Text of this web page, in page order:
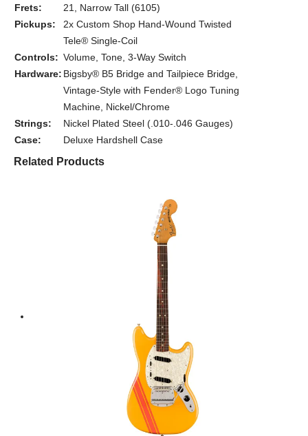
Frets:
21, Narrow Tall (6105)
Pickups:
2x Custom Shop Hand-Wound Twisted
Tele® Single-Coil
Controls: Volume, Tone, 3-Way Switch
Hardware: Bigsby® B5 Bridge and Tailpiece Bridge,
Vintage-Style with Fender® Logo Tuning
Machine, Nickel/Chrome
Strings:
Nickel Plated Steel (.010-.046 Gauges)
Case:
Deluxe Hardshell Case
Related Products